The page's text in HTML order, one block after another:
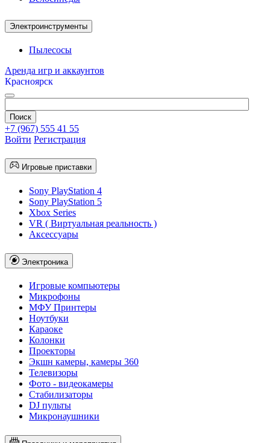
Электроинструменты
Пылесосы
Аренда игр и аккаунтов
Красноярск
+7 (967) 555 41 55
Войти Регистрация
Игровые приставки
Sony PlayStation 4
Sony PlayStation 5
Xbox Series
VR ( Виртуальная реальность )
Аксессуары
Электроника
Игровые компьютеры
Микрофоны
МФУ Принтеры
Ноутбуки
Караоке
Колонки
Проекторы
Экшн камеры, камеры 360
Телевизоры
Фото - видеокамеры
Стабилизаторы
DJ пульты
Микронаушники